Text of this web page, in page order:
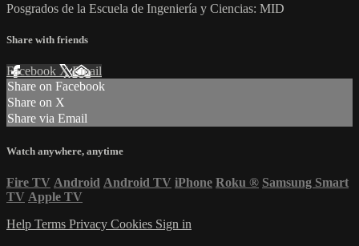
Posgrados de la Escuela de Ingeniería y Ciencias: MID
Share with friends
Facebook XEmail
Share on Facebook
Share on X
Share via Email
Watch anywhere, anytime
Fire TV Android Android TV iPhone Roku ® Samsung Smart
TV Apple TV
Help Terms Privacy Cookies Sign in